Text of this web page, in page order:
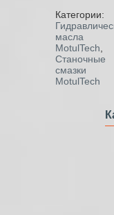
Категории:
масла
MotulTech
Станочные
смазки
MotulTech